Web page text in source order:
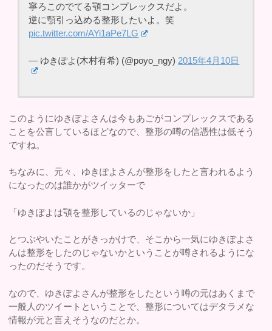
寧ろこのでてる顎コンプレックスだよ。
逆に顎引っ込める整形したいよ。笑
pic.twitter.com/AYi1aPe7LG
— ゆきぽよ(木村有希) (@poyo_ngy) 2015年4月10日
このようにゆきぽよさんは今もあごがコンプレックスである
ことを公言しているほどなので、整形の噂の信憑性は低そう
ですね。
ちなみに、元々、ゆきぽよさんが整形をしたと言われるよう
になったのは誰かがツイッターで
「ゆきぽよは顎を整形しているのじゃないか」
とつぶやいたことがきっかけで、そこから一気にゆきぽよさ
んは整形をしたのじゃないかということが噂されるようにな
ったのだそうです。
なので、ゆきぽよさんが整形をしたという噂の元はあくまで
一般人のツイートということで、整形についてはデタラメな
情報が元と言えそうなのだとか。